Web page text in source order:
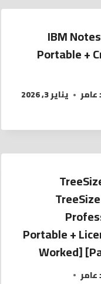
IBM
Portable +
عامر يناير 3, 2026
Portable +
Worked]
عامر